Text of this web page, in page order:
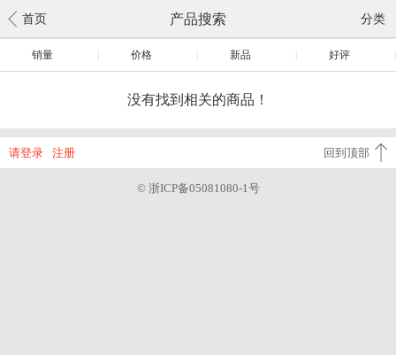
首页 产品搜索 分类
销量 价格 新品 好评
没有找到相关的商品！
请登录 注册 回到顶部
© 浙ICP备05081080-1号